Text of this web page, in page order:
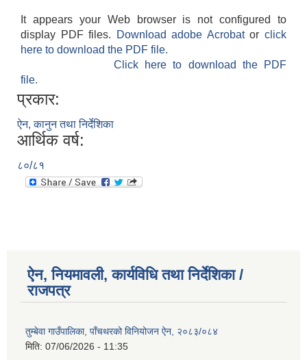
It appears your Web browser is not configured to
display PDF files.
Download adobe Acrobatorclick
here to download the PDF file.
Click here to download the PDF
file.
प्रकार:
ऐन, कानुन तथा निर्देशिका
आर्थिक वर्ष:
८०/८१
ऐन, नियमावली, कार्यविधि तथा निर्देशिका /
राजपत्र
तुम्बेवा गाउँपालिका, पाँचथरको विनियोजन ऐन, २०८३/०८४
मिति: 07/06/2026 - 11:35